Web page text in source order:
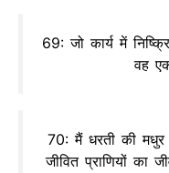
69: जो कार्य में
वह
70: मैं धरती की
जीवित प्राणियों का